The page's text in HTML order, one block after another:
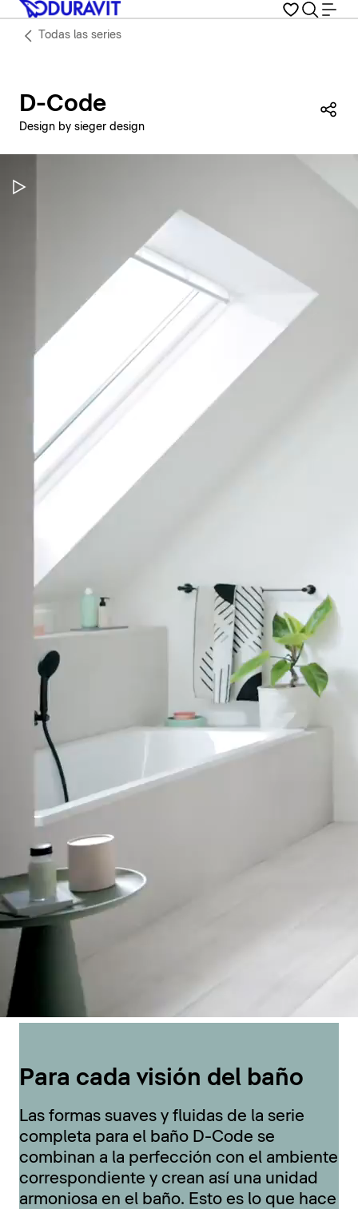
Todas las series
D-Code
Design by sieger design
Pausar vídeo
Para cada visión del baño
Las formas suaves y fluidas de la serie
completa para el baño D-Code se
combinan a la perfección con el ambiente
correspondiente y crean así una unidad
armoniosa en el baño. Esto es lo que hace